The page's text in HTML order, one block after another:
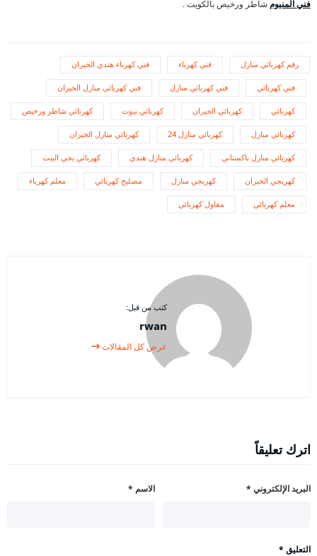
فني المنيوم شاطر ورخيص بالكويت .
رقم كهربائي منازل فني كهرباء فني كهرباء هندي الخيران
فني كهربائي فني كهربائي منازل فني كهربائي منازل الخيران
كهربائي كهربائي الخيران كهربائي بيوت كهربائي شاطر ورخيص
كهربائي منازل كهربائي منازل 24 كهربائي منازل الخيران
كهربائي منازل باكستاني كهربائي منازل هندي كهربائي يجي البيت
كهربجي الخيران كهربجي منازل مصليح كهربائي معلم كهرباء
معلم كهربائي مقاول كهربائي
كتب من قبل:
rwan
عرض كل المقالات
اترك تعليقاً
الاسم * البريد الإلكتروني *
التعليق *